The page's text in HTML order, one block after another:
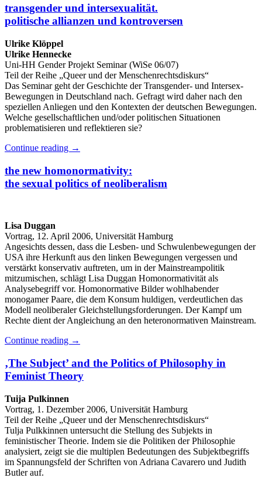
transgender und intersexualität.
politische allianzen und kontroversen
Ulrike Klöppel
Ulrike Hennecke
Uni-HH Gender Projekt Seminar (WiSe 06/07)
Teil der Reihe „Queer und der Menschenrechtsdiskurs“
Das Seminar geht der Geschichte der Transgender- und Intersex-
Bewegungen in Deutschland nach. Gefragt wird daher nach den
speziellen Anliegen und den Kontexten der deutschen Bewegungen.
Welche gesellschaftlichen und/oder politischen Situationen
problematisieren und reflektieren sie?
Continue reading →
the new homonormativity:
the sexual politics of neoliberalism
Lisa Duggan
Vortrag, 12. April 2006, Universität Hamburg
Angesichts dessen, dass die Lesben- und Schwulenbewegungen der
USA ihre Herkunft aus den linken Bewegungen vergessen und
verstärkt konservativ auftreten, um in der Mainstreampolitik
mitzumischen, schlägt Lisa Duggan Homonormativität als
Analysebegriff vor. Homonormative Bilder wohlhabender
monogamer Paare, die dem Konsum huldigen, verdeutlichen das
Modell neoliberaler Gleichstellungsforderungen. Der Kampf um
Rechte dient der Angleichung an den heteronormativen Mainstream.
Continue reading →
‚The Subject’ and the Politics of Philosophy in
Feminist Theory
Tuija Pulkinnen
Vortrag, 1. Dezember 2006, Universität Hamburg
Teil der Reihe „Queer und der Menschenrechtsdiskurs“
Tulja Pulkkinnen untersucht die Stellung des Subjekts in
feministischer Theorie. Indem sie die Politiken der Philosophie
analysiert, zeigt sie die multiplen Bedeutungen des Subjektbegriffs
im Spannungsfeld der Schriften von Adriana Cavarero und Judith
Butler auf.